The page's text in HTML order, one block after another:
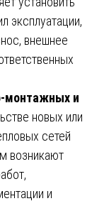
эксплуатации,
внешнее
монтажных и
новых или
сетей
возникают
и